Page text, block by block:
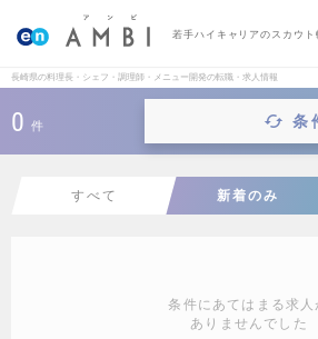
若手ハイキャリアのスカウト
長崎県の料理長・シェフ・調理師・メニュー開発の転職・求人情報
0 件 条
すべて 新着のみ
条件にあてはまる求人
ありませんでした